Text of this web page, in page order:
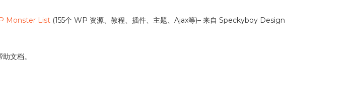
Monster List (155个 WP 资源、教程、插件、主题、Ajax等)– 来自 Speckyboy Design
文档。